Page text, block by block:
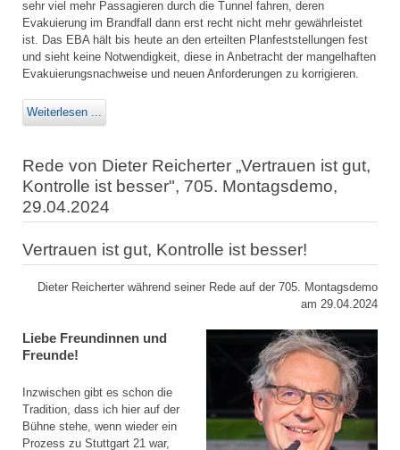
sehr viel mehr Passagieren durch die Tunnel fahren, deren
Evakuierung im Brandfall dann erst recht nicht mehr gewährleistet
ist. Das EBA hält bis heute an den erteilten Planfeststellungen fest
und sieht keine Notwendigkeit, diese in Anbetracht der mangelhaften
Evakuierungsnachweise und neuen Anforderungen zu korrigieren.
Weiterlesen ...
Rede von Dieter Reicherter „Vertrauen ist gut,
Kontrolle ist besser", 705. Montagsdemo,
29.04.2024
Vertrauen ist gut, Kontrolle ist besser!
Dieter Reicherter während seiner Rede auf der 705. Montagsdemo
am 29.04.2024
Liebe Freundinnen und
Freunde!
Inzwischen gibt es schon die
Tradition, dass ich hier auf der
Bühne stehe, wenn wieder ein
Prozess zu Stuttgart 21 war,